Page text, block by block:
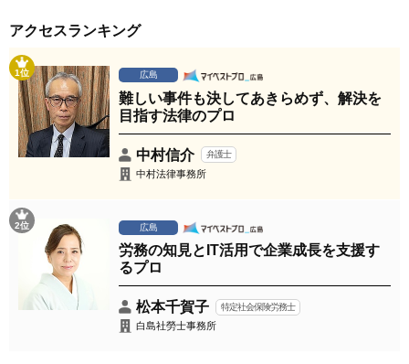
アクセスランキング
1位 広島
難しい事件も決してあきらめず、解決を
目指す法律のプロ
中村信介 弁護士
中村法律事務所
2位 広島
労務の知見とIT活用で企業成長を支援す
るプロ
松本千賀子 特定社会保険労務士
白島社勞士事務所